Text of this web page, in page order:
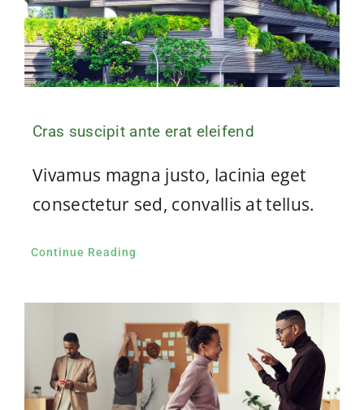
Cras suscipit ante erat eleifend
Vivamus magna justo, lacinia eget
consectetur sed, convallis at tellus.
Continue Reading